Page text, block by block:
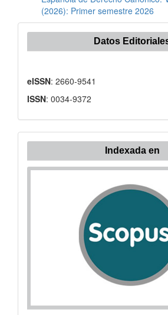
(2026): Primer semestre 2026
Datos
eISSN: 2660-9541
ISSN: 0034-9372
Indexada
Indexada en